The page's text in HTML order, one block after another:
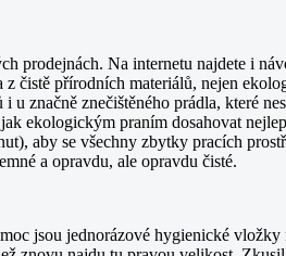
prodejnách. Na internetu najdete i
z čistě přírodních materiálů, nejen
značně znečištěného prádla, které
ekologickým praním dosahovat
aby se všechny zbytky pracích
a opravdu, ale opravdu čisté.
jsou jednorázové hygienické vložky